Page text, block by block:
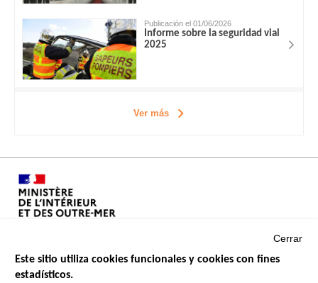
Publicación el 01/06/2026
Informe sobre la seguridad vial
2025
Ver más
Cerrar
Este sitio utiliza cookies funcionales y cookies con fines
estadísticos.